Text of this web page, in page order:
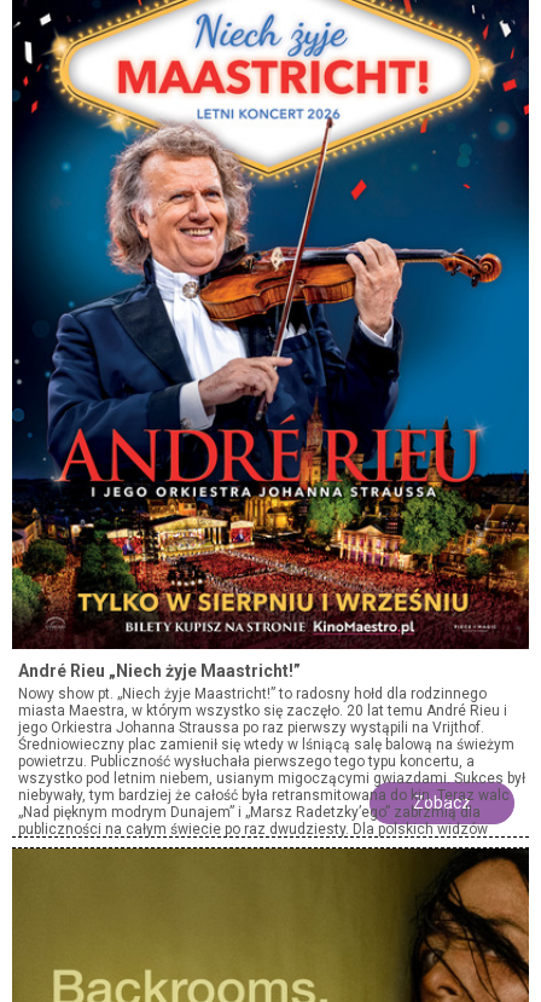
Nicola Palladini - włoski wokalista i aktor musicalowy, absolwent akademii
musicalowej w Rzymie. Występował m.in. w musicalach "Grease", "Rocky
Horror Show", "Alicja w Krainie Czarów" oraz "Maria z Nazaretu". Na polskich
scenach można było go zobaczyć m.in. w Teatrze Muzycznym w Łodzi
("Jesus Christ Superstar") oraz Teatrze Muzycznym w Poznaniu ("Kiss Me,
Kate").
André Rieu „Niech żyje Maastricht!”
Nowy show pt. „Niech żyje Maastricht!” to radosny hołd dla rodzinnego
miasta Maestra, w którym wszystko się zaczęło. 20 lat temu André Rieu i
jego Orkiestra Johanna Straussa po raz pierwszy wystąpili na Vrijthof.
Średniowieczny plac zamienił się wtedy w lśniącą salę balową na świeżym
powietrzu. Publiczność wysłuchała pierwszego tego typu koncertu, a
wszystko pod letnim niebem, usianym migoczącymi gwiazdami. Sukces był
niebywały, tym bardziej że całość była retransmitowana do kin. Teraz walc
„Nad pięknym modrym Dunajem” i „Marsz Radetzky’ego” zabrzmią dla
publiczności na całym świecie po raz dwudziesty. Dla polskich widzów
retransmisję poprowadzi jak zwykle Maja Jasińska, która nie tylko jest
flecistką w Orkiestrze Johanna Straussa, ale i niezrównaną ambasadorką
całego przedsięwzięcia. Dzięki niej zajrzymy za kulisy i wysłuchamy
wywiadu z André Rieu, przeprowadzonego przez nią wyłącznie dla polskich
Zobacz